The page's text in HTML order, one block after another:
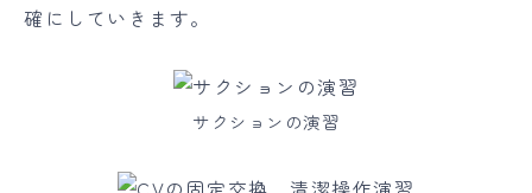
確にしていきます。
サクションの演習